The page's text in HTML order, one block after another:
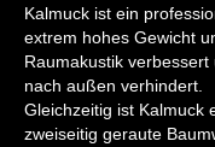
Kalmuck ist ein
extrem hohes Gewicht
Raumakustik
nach außen verhindert.
Gleichzeitig ist Kalmuck
zweiseitig geraute